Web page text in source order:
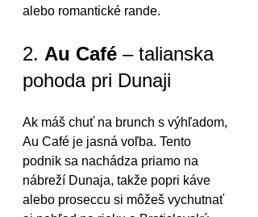
alebo romantické rande.
2. Au Café – talianska
pohoda pri Dunaji
Ak máš chuť na brunch s výhľadom,
Au Café je jasná voľba. Tento
podnik sa nachádza priamo na
nábreží Dunaja, takže popri káve
alebo proseccu si môžeš vychutnať